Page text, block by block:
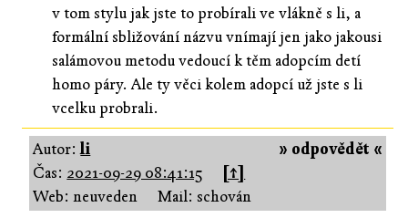
v tom stylu jak jste to probírali ve vlákně s li, a
formální sbližování názvu vnímají jen jako jakousi
salámovou metodu vedoucí k těm adopcím detí
homo páry. Ale ty věci kolem adopcí už jste s li
vcelku probrali.
» odpovědět «
Autor:li
Čas: 2021-09-29 08:41:15
[↑]
Web: neuveden
Mail: schován